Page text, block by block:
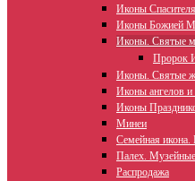
Иконы
Иконы Божией
Иконы. Святые
Пророк
Иконы. Святые
Иконы ангелов и
Иконы
Минеи
Семейная икона.
Палех.
Распродажа